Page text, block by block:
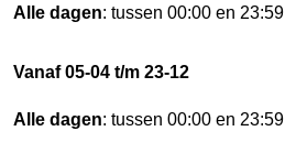
Alle dagen: tussen 00:00 en 23:59
Vanaf 05-04 t/m 23-12
Alle dagen: tussen 00:00 en 23:59